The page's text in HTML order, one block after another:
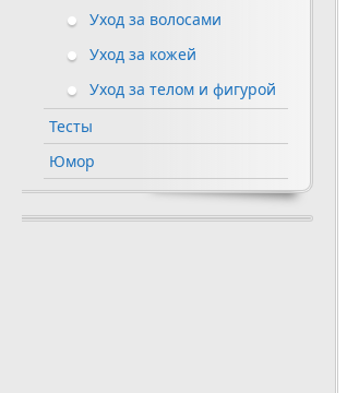
Уход за волосами
Уход за кожей
Уход за телом и фигурой
Тесты
Юмор